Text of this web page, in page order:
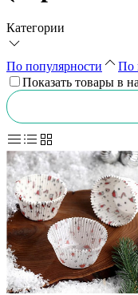
Категории
По популярности
По
Показать товары в